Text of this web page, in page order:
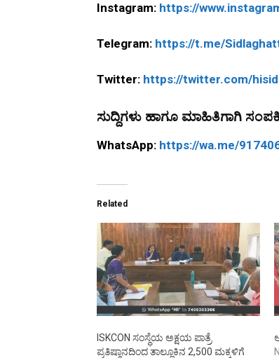
Instagram: https://
Telegram: https://t.me/
Twitter: https://twitter.com/
ಸುದ್ದಿಗಳು ಹಾಗೂ ಮಾಹಿತಿಗಾಗಿ
WhatsApp: https://wa.me/
Related
ISKCON ಸಂಸ್ಥೆಯ ಅಕ್ಷಯ ಪಾತ್ರೆ
ಪ್ರತಿಷ್ಠಾನದಿಂದ ತಾಲ್ಲೂಕಿನ 2,500 ಮಕ್ಕಳಿಗೆ